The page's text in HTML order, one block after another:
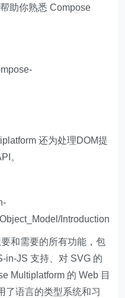
助你熟悉 Compose
还为处理DOM提
。
Introduction
和需要的所有功能，包
in-JS 支持、对 SVG 的
Multiplatform 的 Web 目
了语言的类型系统和习